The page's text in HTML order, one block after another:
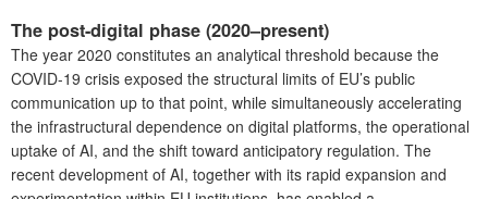
The post-digital phase (2020–present)
The year 2020 constitutes an analytical threshold because the
COVID-19 crisis exposed the structural limits of EU’s public
communication up to that point, while simultaneously accelerating
the infrastructural dependence on digital platforms, the operational
uptake of AI, and the shift toward anticipatory regulation. The
recent development of AI, together with its rapid expansion and